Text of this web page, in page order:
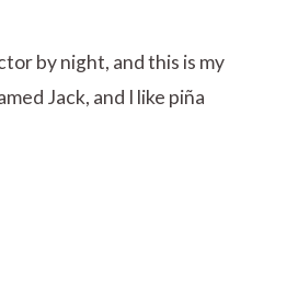
by night, and this is my
Jack, and I like piña